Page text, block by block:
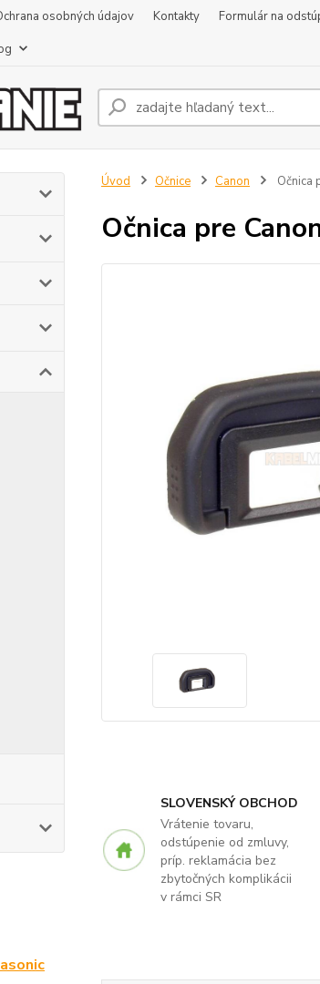
osobných údajov Kontakty Formulár na
Úvod Očnice Canon Očnica
Očnica pre
SLOVENSKÝ OBCHOD
Vrátenie tovaru,
odstúpenie od zmluvy,
príp. reklamácia bez
zbytočných komplikácii
v rámci SR